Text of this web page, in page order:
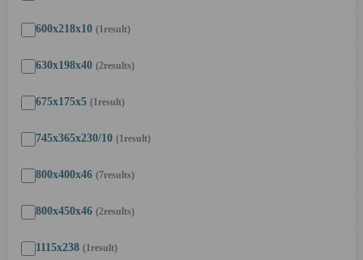
600x218x10 (1result)
630x198x40 (2results)
675x175x5 (1result)
745x365x230/10 (1result)
800x400x46 (7results)
800x450x46 (2results)
1115x238 (1result)